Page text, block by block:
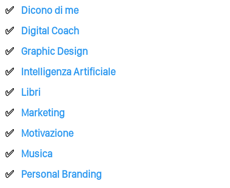
Dicono di me
Digital Coach
Graphic Design
Intelligenza Artificiale
Libri
Marketing
Motivazione
Musica
Personal Branding